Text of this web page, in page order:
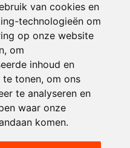
van cookies en
technologieën om
op onze website
om
inhoud en
tonen, om ons
te analyseren en
waar onze
komen.